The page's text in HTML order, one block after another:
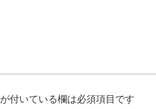
が付いている欄は必須項目です